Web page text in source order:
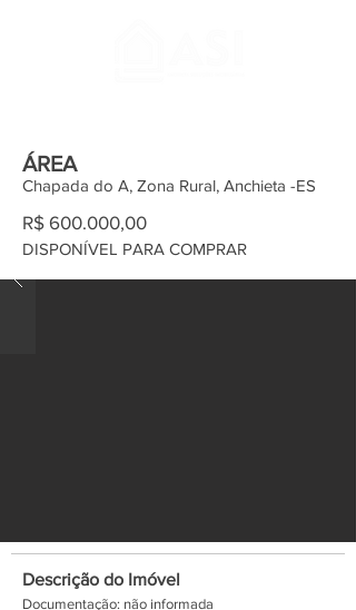
ÁREA
Chapada do A, Zona Rural, Anchieta -ES
R$ 600.000,00
DISPONÍVEL PARA COMPRAR
Descrição do Imóvel
Documentação: não informada